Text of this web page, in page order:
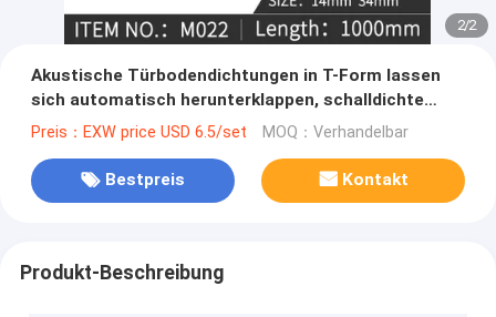
2/2
Akustische Türbodendichtungen in T-Form lassen
sich automatisch herunterklappen, schalldichte
Dichtungsstreifen für Holz- oder Metalltüren
Preis：EXW price USD 6.5/set MOQ：Verhandelbar
Bestpreis Kontakt
Produkt-Beschreibung